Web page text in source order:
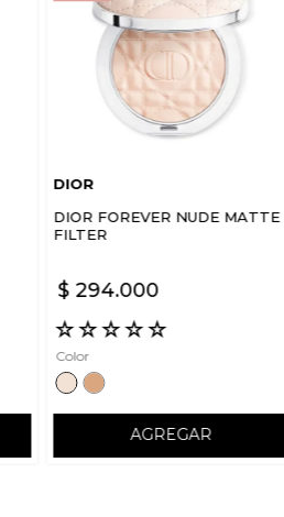
DIOR
DIOR FOREVER NUDE MATTE
FILTER
$ 294.000
☆☆☆☆☆
Color
AGREGAR